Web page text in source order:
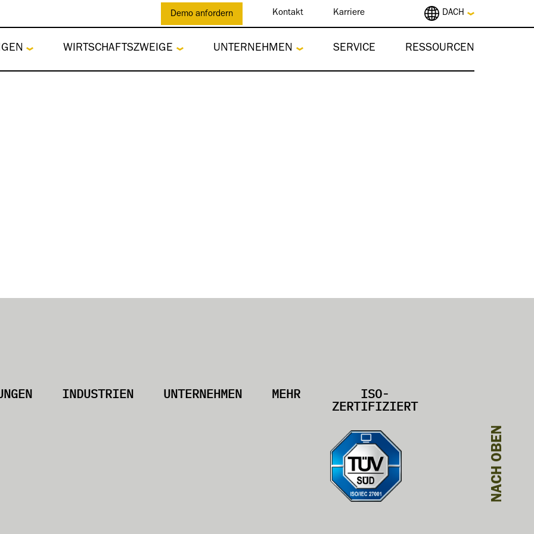
Demo anfordern Kontakt Karriere DACH
WIRTSCHAFTSZWEIGE UNTERNEHMEN SERVICE RESSOURCEN
NACH OBEN
ISO-
ZERTIFIZIERT
MEHR
UNTERNEHMEN
INDUSTRIEN